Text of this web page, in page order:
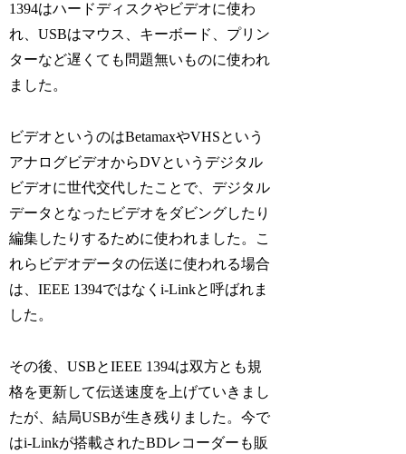
1394はハードディスクやビデオに使わ
れ、USBはマウス、キーボード、プリン
ターなど遅くても問題無いものに使われ
ました。
ビデオというのはBetamaxやVHSという
アナログビデオからDVというデジタル
ビデオに世代交代したことで、デジタル
データとなったビデオをダビングしたり
編集したりするために使われました。こ
れらビデオデータの伝送に使われる場合
は、IEEE 1394ではなくi-Linkと呼ばれま
した。
その後、USBとIEEE 1394は双方とも規
格を更新して伝送速度を上げていきまし
たが、結局USBが生き残りました。今で
はi-Linkが搭載されたBDレコーダーも販